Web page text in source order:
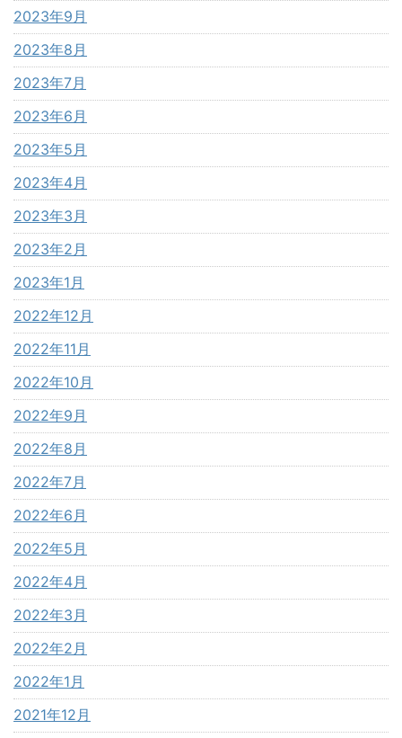
2023年9月
2023年8月
2023年7月
2023年6月
2023年5月
2023年4月
2023年3月
2023年2月
2023年1月
2022年12月
2022年11月
2022年10月
2022年9月
2022年8月
2022年7月
2022年6月
2022年5月
2022年4月
2022年3月
2022年2月
2022年1月
2021年12月